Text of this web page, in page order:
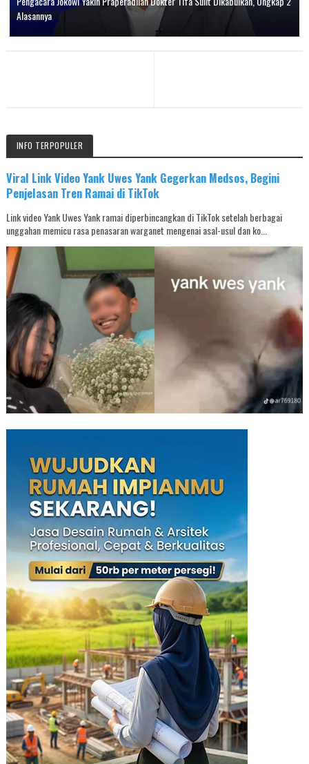
Alasannya
INFO TERPOPULER
Viral Link Video Yank Uwes Yank Gegerkan Medsos, Begini
Penjelasan Tren Ramai di TikTok
Link video Yank Uwes Yank ramai diperbincangkan di TikTok setelah berbagai
unggahan memicu rasa penasaran warganet mengenai asal-usul dan ko...